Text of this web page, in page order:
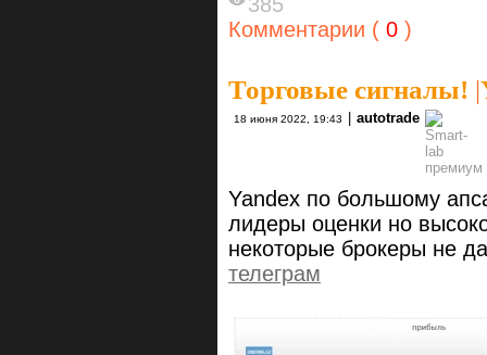
Комментарии ( 0 )
Торговые сигналы! |
18 июня 2022, 19:43 autotrade
Yandex по большому
лидеры оценки но
некоторые брокеры не
телеграм